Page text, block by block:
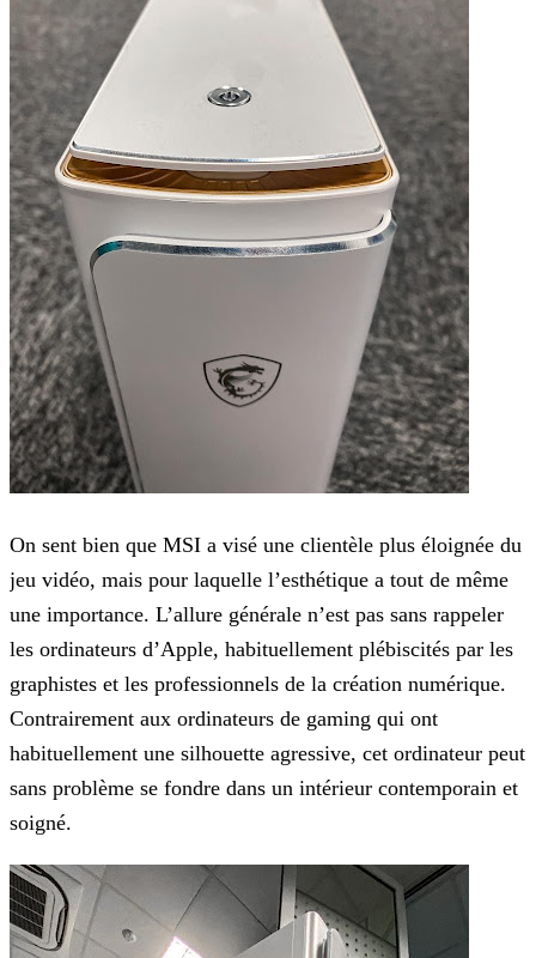
On sent bien que MSI a visé une clientèle plus éloignée du
jeu vidéo, mais pour laquelle l’esthétique a tout de même
une importance. L’allure générale n’est pas sans rappeler
les ordinateurs d’Apple, habituellement plébiscités par les
graphistes et les professionnels de la création numérique.
Contrairement aux ordinateurs de gaming qui ont
habituellement une silhouette agressive, cet ordinateur peut
sans problème se fondre dans un intérieur contemporain et
soigné.